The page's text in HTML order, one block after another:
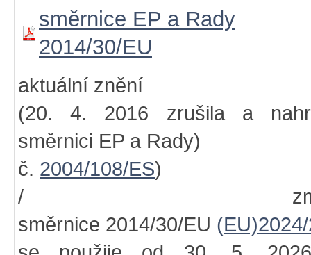
směrnice EP a Rady
2014/30/EU
aktuální znění
(20. 4. 2016 zrušila a
směrnici EP a Rady)
č. 2004/108/ES)
/
směrnice 2014/30/EU